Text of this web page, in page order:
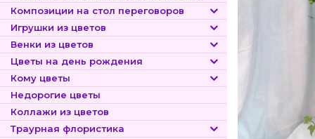
Композиции на стол переговоров
Игрушки из цветов
Венки из цветов
Цветы на день рождения
Кому цветы
Недорогие цветы
Коллажи из цветов
Траурная флористика